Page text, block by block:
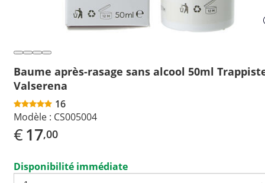
Baume après-rasage sans alcool 50ml
Valserena
16
Modèle : CS005004
€17,00
Disponibilité immédiate